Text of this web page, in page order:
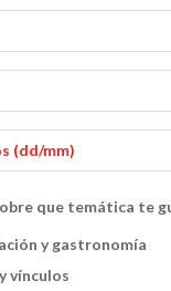
que temática te
y gastronomía
vínculos